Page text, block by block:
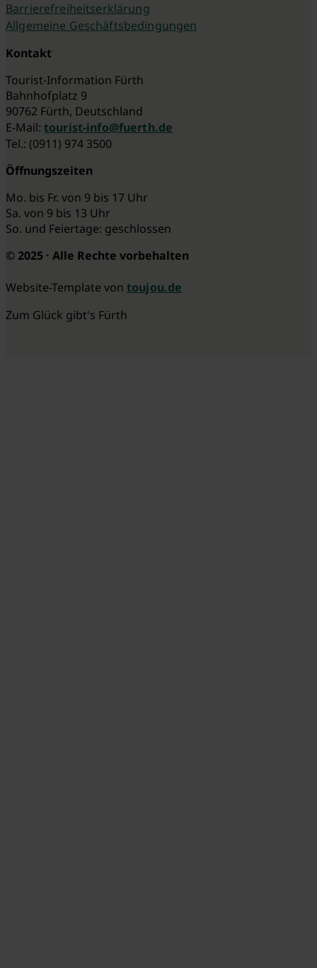
Barrierefreiheitserklärung
Allgemeine Geschäftsbedingungen
Kontakt
Tourist-Information Fürth
Bahnhofplatz 9
90762 Fürth, Deutschland
E-Mail: tourist-info@fuerth.de
Tel.: (0911) 974 3500
Öffnungszeiten
Mo. bis Fr. von 9 bis 17 Uhr
Sa. von 9 bis 13 Uhr
So. und Feiertage: geschlossen
© 2025 · Alle Rechte vorbehalten
Website-Template von toujou.de
Zum Glück gibt's Fürth